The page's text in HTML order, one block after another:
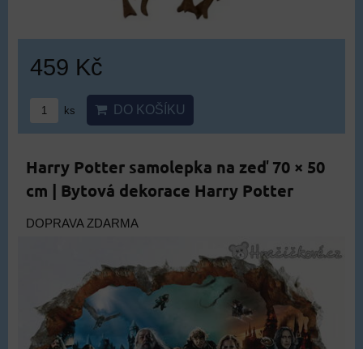
459 Kč
ks DO KOŠÍKU
Harry Potter samolepka na zeď 70 × 50
cm | Bytová dekorace Harry Potter
DOPRAVA ZDARMA